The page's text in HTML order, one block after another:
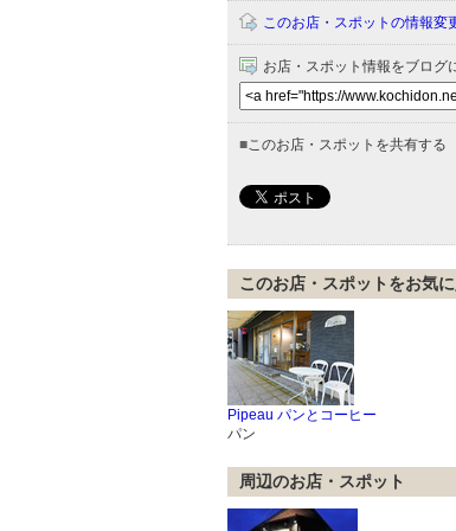
このお店・スポットの情報変
お店・スポット情報をブログ
■このお店・スポットを共有する
このお店・スポットをお気
Pipeau パンとコーヒー
パン
周辺のお店・スポット